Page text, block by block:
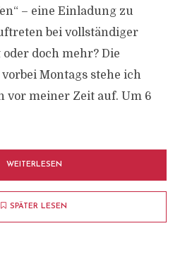
– eine Einladung zu
bei vollständiger
doch mehr? Die
Montags stehe ich
vor meiner Zeit auf. Um 6
WEITERLESEN
SPÄTER LESEN